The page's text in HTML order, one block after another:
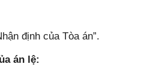
định của Tòa án”.
án lệ: